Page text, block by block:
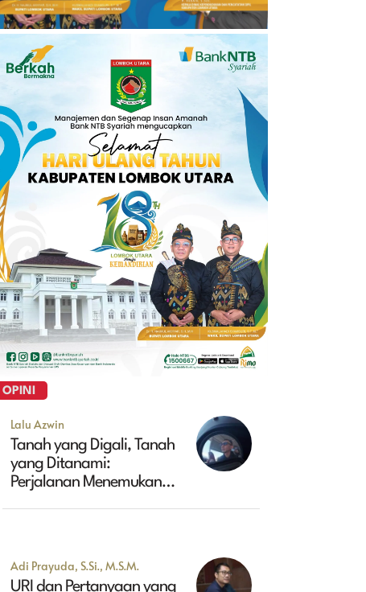
OPINI
Lalu Azwin
Tanah yang Digali, Tanah
yang Ditanami:
Perjalanan Menemukan
Adi Prayuda, S.Si., M.S.M.
URI dan Pertanyaan yang